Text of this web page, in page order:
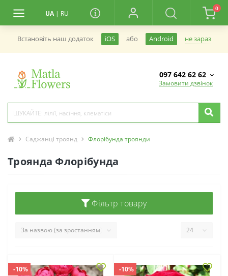
UA | RU
0
Встановiть наш додаток iOS або Android не зараз
097 642 62 62
Замовити дзвінок
Саджанці троянд Флорібунда троянди
Троянда Флорібунда
Фільтр товару
-10%
-10%